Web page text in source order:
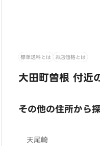
標準送料とは お店価格とは
大田町曽根 付近
その他の住所から
天尾崎